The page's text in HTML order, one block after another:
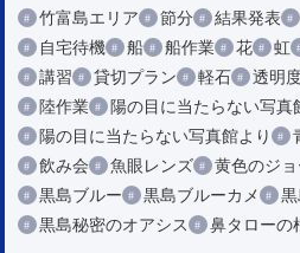
竹富島エリア
節分 結果発表
自宅待機
船 船作業 花 虹
講習
貸切プラン 軽石 透明
陸作業
陽の目に当たらない写真
陽の目に当たらない写真館より
飲み会
魚眼レンズ 黄色のジ
黒島ブルー
黒島ブルーカメ
黒島秘密のオアシス
鼻タローの